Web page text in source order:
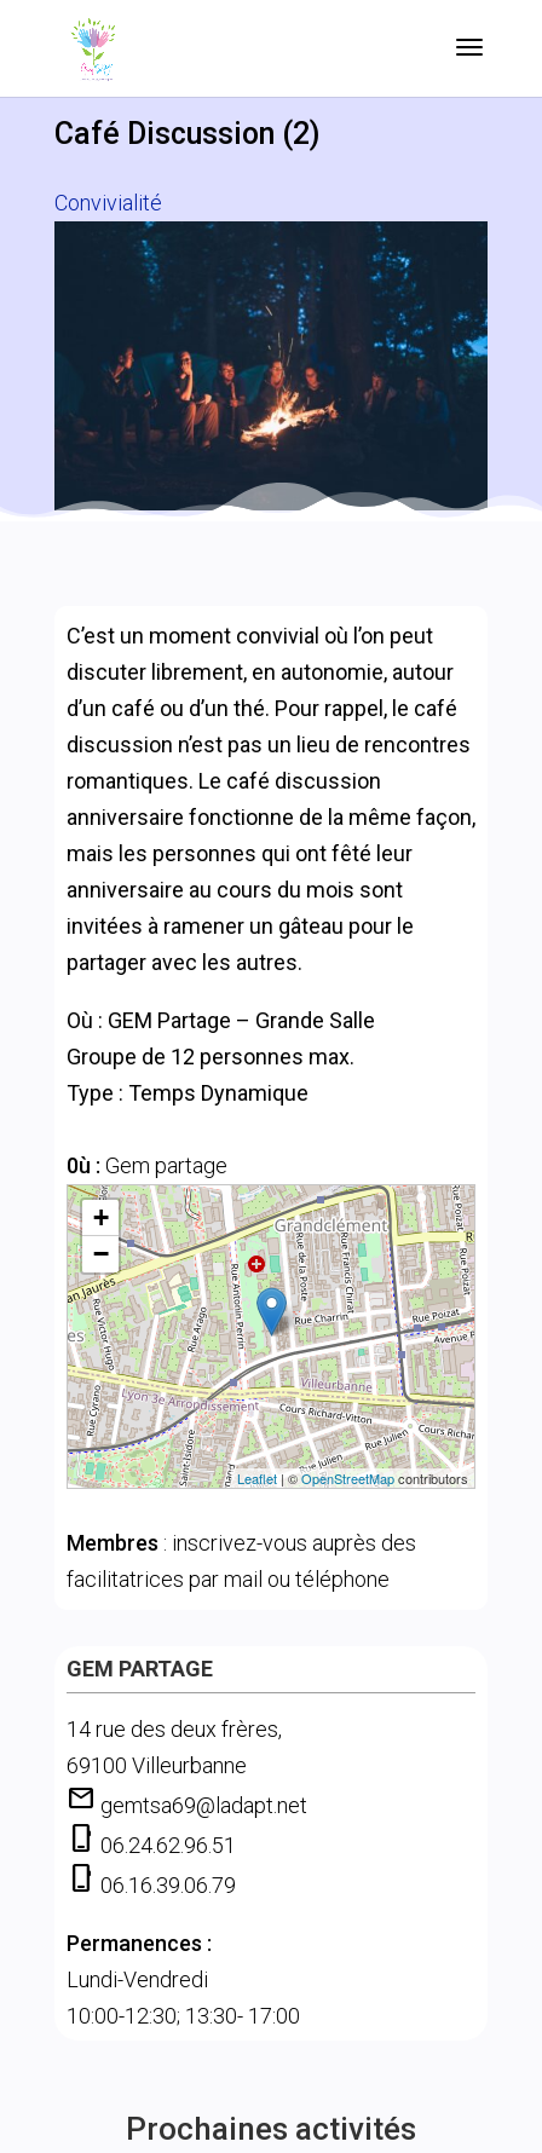
Café Discussion (2)
Convivialité
C’est un moment convivial où l’on peut
discuter librement, en autonomie, autour
d’un café ou d’un thé. Pour rappel, le café
discussion n’est pas un lieu de rencontres
romantiques. Le café discussion
anniversaire fonctionne de la même façon,
mais les personnes qui ont fêté leur
anniversaire au cours du mois sont
invitées à ramener un gâteau pour le
partager avec les autres.
Où : GEM Partage – Grande Salle
Groupe de 12 personnes max.
Type : Temps Dynamique
0ù : Gem partage
+
−
Leaflet | ©OpenStreetMapcontributors
Membres : inscrivez-vous auprès des
facilitatrices par mail ou téléphone
GEM PARTAGE
14 rue des deux frères,
69100 Villeurbanne
mail gemtsa69@ladapt.net
phone_iphone 06.24.62.96.51
phone_iphone 06.16.39.06.79
Permanences :
Lundi-Vendredi
10:00-12:30; 13:30- 17:00
Prochaines activités